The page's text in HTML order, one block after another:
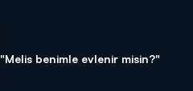
"Melis benimle evlenir misin?"